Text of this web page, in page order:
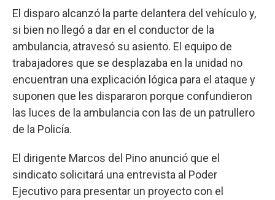
El disparo alcanzó la parte delantera del vehículo y,
si bien no llegó a dar en el conductor de la
ambulancia, atravesó su asiento. El equipo de
trabajadores que se desplazaba en la unidad no
encuentran una explicación lógica para el ataque y
suponen que les dispararon porque confundieron
las luces de la ambulancia con las de un patrullero
de la Policía.
El dirigente Marcos del Pino anunció que el
sindicato solicitará una entrevista al Poder
Ejecutivo para presentar un proyecto con el